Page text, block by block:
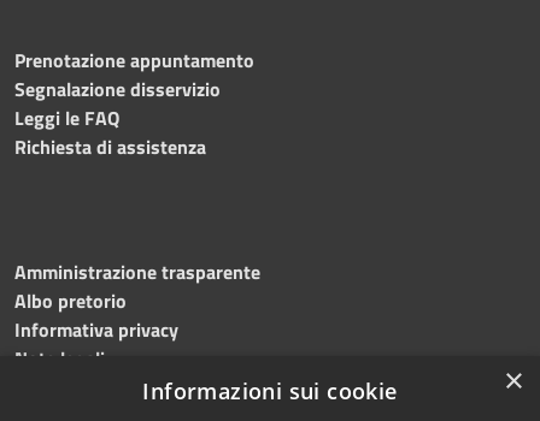
Prenotazione appuntamento
Segnalazione disservizio
Leggi le FAQ
Richiesta di assistenza
Amministrazione trasparente
Albo pretorio
Informativa privacy
Note legali
Dichiarazione di accessibilità
×
Informazioni sui cookie